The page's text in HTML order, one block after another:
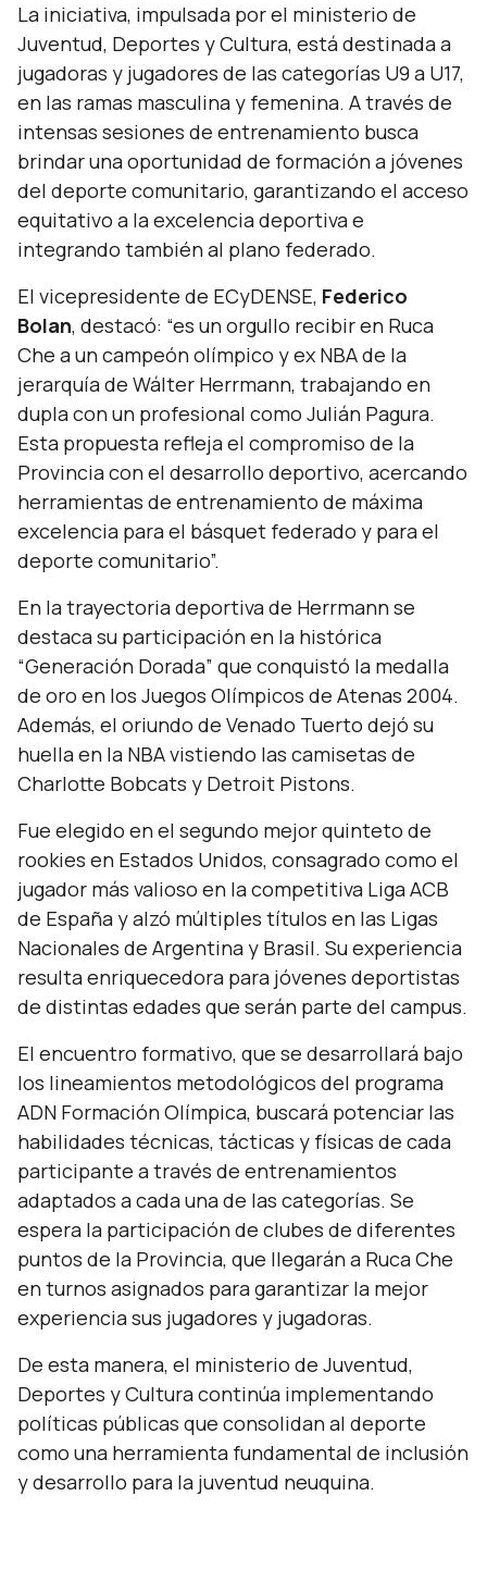
La iniciativa, impulsada por el ministerio de
Juventud, Deportes y Cultura, está destinada a
jugadoras y jugadores de las categorías U9 a U17,
en las ramas masculina y femenina. A través de
intensas sesiones de entrenamiento busca
brindar una oportunidad de formación a jóvenes
del deporte comunitario, garantizando el acceso
equitativo a la excelencia deportiva e
integrando también al plano federado.
El vicepresidente de ECyDENSE, Federico
Bolan, destacó: “es un orgullo recibir en Ruca
Che a un campeón olímpico y ex NBA de la
jerarquía de Wálter Herrmann, trabajando en
dupla con un profesional como Julián Pagura.
Esta propuesta refleja el compromiso de la
Provincia con el desarrollo deportivo, acercando
herramientas de entrenamiento de máxima
excelencia para el básquet federado y para el
deporte comunitario”.
En la trayectoria deportiva de Herrmann se
destaca su participación en la histórica
“Generación Dorada” que conquistó la medalla
de oro en los Juegos Olímpicos de Atenas 2004.
Además, el oriundo de Venado Tuerto dejó su
huella en la NBA vistiendo las camisetas de
Charlotte Bobcats y Detroit Pistons.
Fue elegido en el segundo mejor quinteto de
rookies en Estados Unidos, consagrado como el
jugador más valioso en la competitiva Liga ACB
de España y alzó múltiples títulos en las Ligas
Nacionales de Argentina y Brasil. Su experiencia
resulta enriquecedora para jóvenes deportistas
de distintas edades que serán parte del campus.
El encuentro formativo, que se desarrollará bajo
los lineamientos metodológicos del programa
ADN Formación Olímpica, buscará potenciar las
habilidades técnicas, tácticas y físicas de cada
participante a través de entrenamientos
adaptados a cada una de las categorías. Se
espera la participación de clubes de diferentes
puntos de la Provincia, que llegarán a Ruca Che
en turnos asignados para garantizar la mejor
experiencia sus jugadores y jugadoras.
De esta manera, el ministerio de Juventud,
Deportes y Cultura continúa implementando
políticas públicas que consolidan al deporte
como una herramienta fundamental de inclusión
y desarrollo para la juventud neuquina.